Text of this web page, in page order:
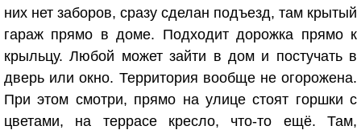
них нет заборов, сразу сделан подъезд, там крытый
гараж прямо в доме. Подходит дорожка прямо к
крыльцу. Любой может зайти в дом и постучать в
дверь или окно. Территория вообще не огорожена.
При этом смотри, прямо на улице стоят горшки с
цветами, на террасе кресло, что-то ещё. Там,